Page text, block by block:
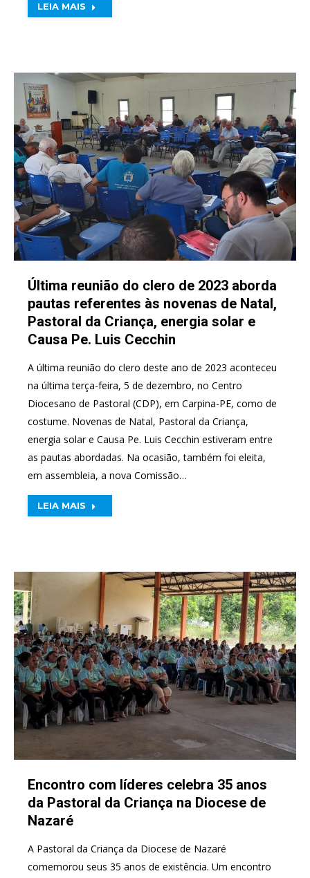
LEIA MAIS
Última reunião do clero de 2023 aborda
pautas referentes às novenas de Natal,
Pastoral da Criança, energia solar e
Causa Pe. Luis Cecchin
A última reunião do clero deste ano de 2023 aconteceu
na última terça-feira, 5 de dezembro, no Centro
Diocesano de Pastoral (CDP), em Carpina-PE, como de
costume. Novenas de Natal, Pastoral da Criança,
energia solar e Causa Pe. Luis Cecchin estiveram entre
as pautas abordadas. Na ocasião, também foi eleita,
em assembleia, a nova Comissão…
LEIA MAIS
Encontro com líderes celebra 35 anos
da Pastoral da Criança na Diocese de
Nazaré
A Pastoral da Criança da Diocese de Nazaré
comemorou seus 35 anos de existência. Um encontro